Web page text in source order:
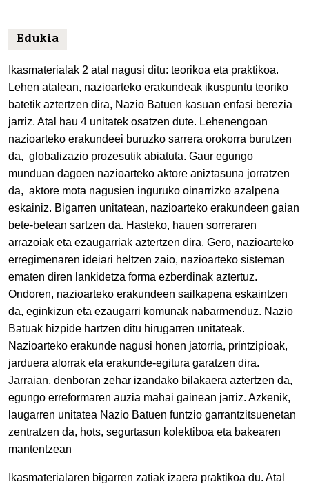
Edukia
Ikasmaterialak 2 atal nagusi ditu: teorikoa eta praktikoa.
Lehen atalean, nazioarteko erakundeak ikuspuntu teoriko
batetik aztertzen dira, Nazio Batuen kasuan enfasi berezia
jarriz. Atal hau 4 unitatek osatzen dute. Lehenengoan
nazioarteko erakundeei buruzko sarrera orokorra burutzen
da, globalizazio prozesutik abiatuta. Gaur egungo
munduan dagoen nazioarteko aktore aniztasuna jorratzen
da, aktore mota nagusien inguruko oinarrizko azalpena
eskainiz. Bigarren unitatean, nazioarteko erakundeen gaian
bete-betean sartzen da. Hasteko, hauen sorreraren
arrazoiak eta ezaugarriak aztertzen dira. Gero, nazioarteko
erregimenaren ideiari heltzen zaio, nazioarteko sisteman
ematen diren lankidetza forma ezberdinak aztertuz.
Ondoren, nazioarteko erakundeen sailkapena eskaintzen
da, eginkizun eta ezaugarri komunak nabarmenduz. Nazio
Batuak hizpide hartzen ditu hirugarren unitateak.
Nazioarteko erakunde nagusi honen jatorria, printzipioak,
jarduera alorrak eta erakunde-egitura garatzen dira.
Jarraian, denboran zehar izandako bilakaera aztertzen da,
egungo erreformaren auzia mahai gainean jarriz. Azkenik,
laugarren unitatea Nazio Batuen funtzio garrantzitsuenetan
zentratzen da, hots, segurtasun kolektiboa eta bakearen
mantentzean
Ikasmaterialaren bigarren zatiak izaera praktikoa du. Atal